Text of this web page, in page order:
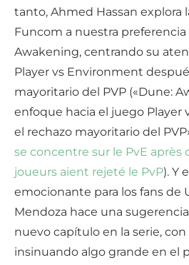
tanto, Ahmed Hassan explora
Funcom a nuestra
Awakening, centrando su
Player vs Environment
mayoritario del PVP («Dune:
enfoque hacia el juego Player
el rechazo mayoritario del
se concentre sur le PvE après
joueurs aient rejeté le PvP). Y
emocionante para los fans de
Mendoza hace una
nuevo capítulo en la serie,
insinuando algo grande en el